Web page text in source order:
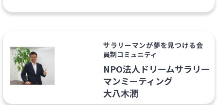
サラリーマンが夢を見つける会
員制コミュニティ
NPO法人ドリームサラリー
マンミーティング
大八木潤